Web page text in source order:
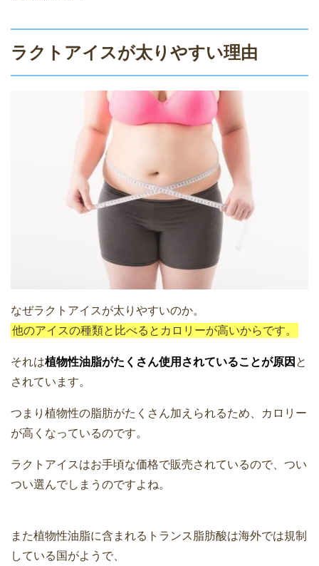
ラクトアイスが太りやすい理由
なぜラクトアイスが太りやすいのか。
他のアイスの種類と比べるとカロリーが高いからです。
それは植物性油脂がたくさん使用されていることが原因 と
されています。
つまり植物性の脂肪がたくさん加えられるため、カロリー
が高くなっているのです。
ラクトアイスはお手頃な価格で販売されているので、つい
つい選んでしまうのですよね。
また植物性油脂に含まれるトランス脂肪酸は海外では規制
している国がようで、